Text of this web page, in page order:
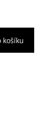
košíku